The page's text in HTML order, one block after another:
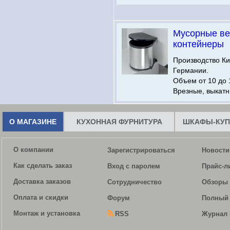
Мусорные
контейнеры
Производство
Германии.
Объем от 10 до
Врезные,
О МАГАЗИНЕ КУХОННАЯ ФУРНИТУРА ШКАФЫ-
О компании
Как сделать заказ
Доставка заказов
Оплата и скидки
Монтаж и установка
Зарегистрироваться
Вход с паролем
Сотрудничество
Форум
RSS
Новости
Прайс-
Обзоры
Полный
Журнал